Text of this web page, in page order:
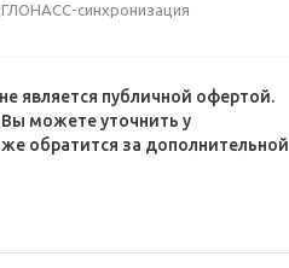
синхронизация
является публичной офертой.
можете уточнить у
обратится за дополнительной